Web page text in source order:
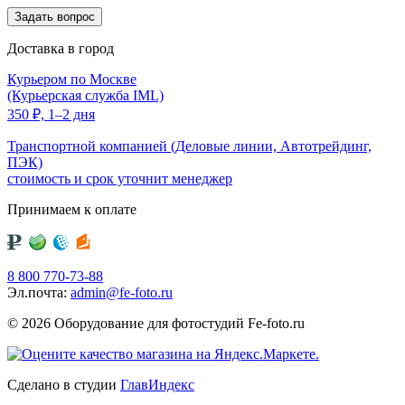
Доставка в город
Курьером по Москве
(Курьерская служба IML)
350 ₽, 1–2 дня
Транспортной компанией (Деловые линии, Автотрейдинг,
ПЭК)
стоимость и срок уточнит менеджер
Принимаем к оплате
8 800 770-73-88
Эл.почта: admin@fe-foto.ru
© 2026 Оборудование для фотостудий Fe-foto.ru
Сделано в студии ГлавИндекс